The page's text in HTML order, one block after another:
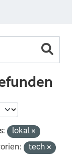
lokal
tech